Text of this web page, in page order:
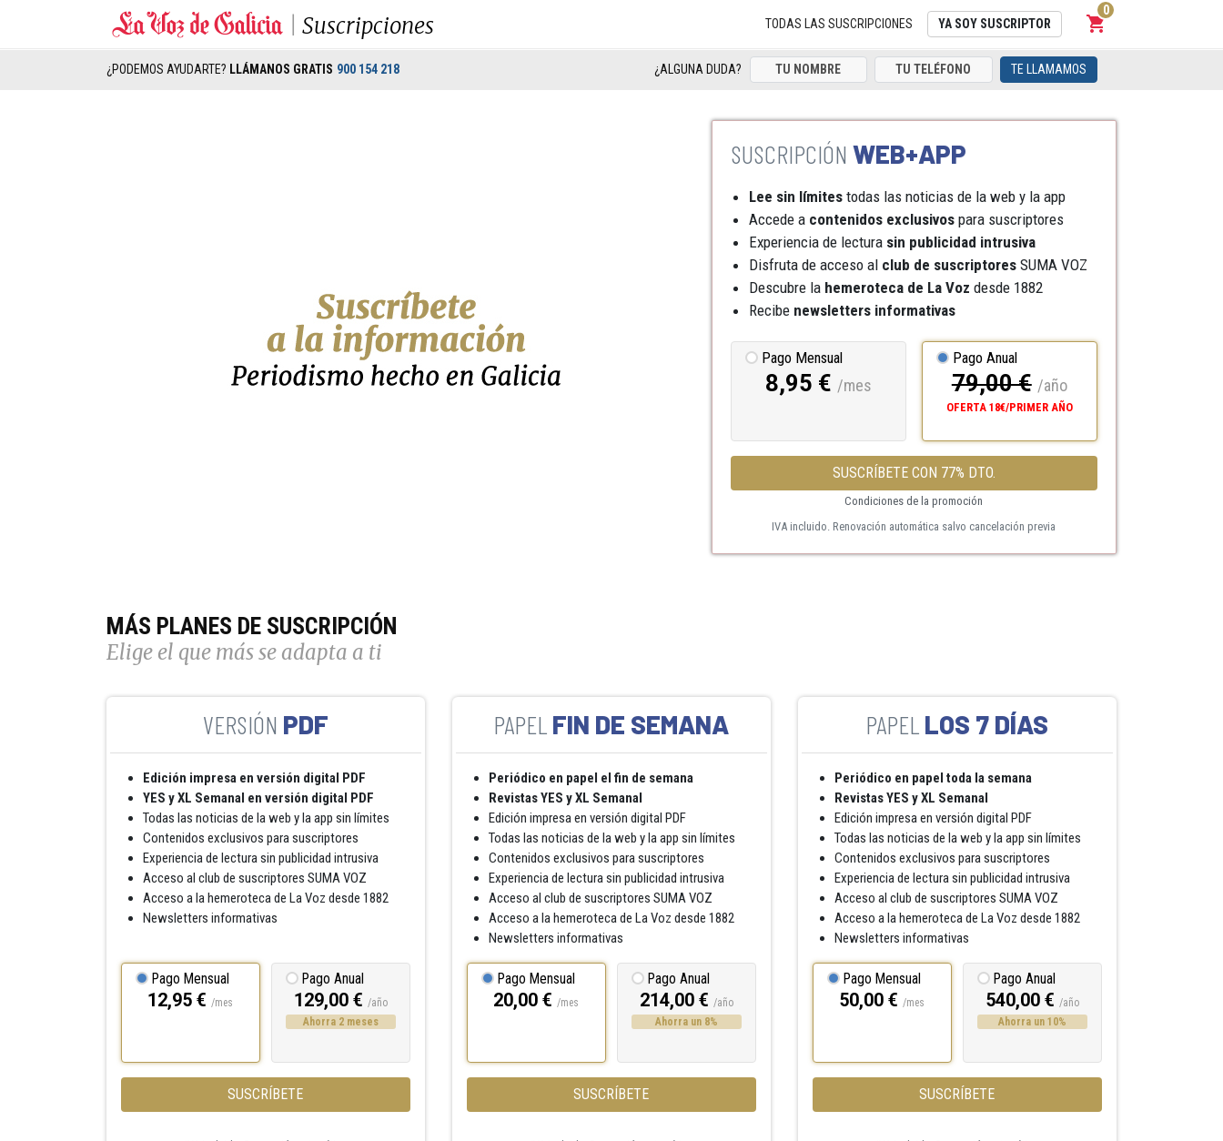
Suscripciones TODAS LAS SUSCRIPCIONES YA SOY SUSCRIPTOR shopping_cart
Carrito
0
¿PODEMOS AYUDARTE? LLÁMANOS GRATIS 900 154 218 ¿ALGUNA DUDA? TE LLAMAMOS
WEB+APP
Lee sin límitestodas las noticias de la web y la app
Accede acontenidos exclusivospara suscriptores
Experiencia de lecturasin publicidad intrusiva
Disfruta de acceso alclub de suscriptoresSUMA VOZ
Descubre lahemerotecade La Voz desde 1882
Recibe newsletters informativas
Pago Mensual
8,95 € /mes
Pago Anual
79,00 € /año
OFERTA 18€/PRIMER AÑO
SUSCRÍBETE CON 77% DTO.
Condiciones de la promoción
IVA incluido. Renovación automática salvo cancelación previa
MÁS PLANES DE SUSCRIPCIÓN
Elige el que más se adapta a ti
PDF
Edición impresa en versión digital PDF
YES y XL Semanal en versión digital PDF
Todas las noticias de la web y la app sin límites
Contenidos exclusivos para suscriptores
Experiencia de lectura sin publicidad intrusiva
Acceso al club de suscriptores SUMA VOZ
Acceso a la hemeroteca de La Voz desde 1882
Newsletters informativas
Pago Mensual
12,95 €/mes
Pago Anual
129,00 €/año
Ahorra 2 meses
SUSCRÍBETE
FIN DE SEMANA
Periódico en papel el fin de semana
Revistas YES y XL Semanal
Edición impresa en versión digital PDF
Todas las noticias de la web y la app sin límites
Contenidos exclusivos para suscriptores
Experiencia de lectura sin publicidad intrusiva
Acceso al club de suscriptores SUMA VOZ
Acceso a la hemeroteca de La Voz desde 1882
Newsletters informativas
Pago Mensual
20,00 €/mes
Pago Anual
214,00 €/año
Ahorra un 8%
SUSCRÍBETE
LOS 7 DÍAS
Periódico en papel toda la semana
Revistas YES y XL Semanal
Edición impresa en versión digital PDF
Todas las noticias de la web y la app sin límites
Contenidos exclusivos para suscriptores
Experiencia de lectura sin publicidad intrusiva
Acceso al club de suscriptores SUMA VOZ
Acceso a la hemeroteca de La Voz desde 1882
Newsletters informativas
Pago Mensual
50,00 €/mes
Pago Anual
540,00 €/año
Ahorra un 10%
SUSCRÍBETE